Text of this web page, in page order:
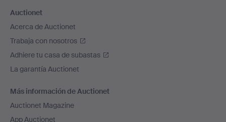
Auctionet
Acerca de Auctionet
Trabaja con nosotros
Adhiere tu casa de subastas
La garantía Auctionet
Más información de Auctionet
Auctionet Magazine
App Auctionet